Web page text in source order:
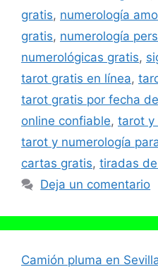
gratis, numerología
gratis, numerología
numerológicas gratis,
tarot gratis en línea,
tarot gratis por fecha
online confiable, tarot y
tarot y numerología
cartas gratis, tiradas
Deja un comentario
Camión pluma en